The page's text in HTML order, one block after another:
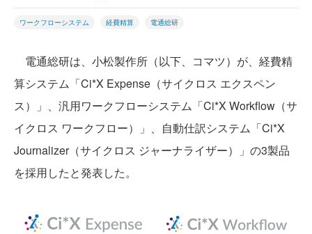
ワークフローシステム 経費精算 電通総研
電通総研は、小松製作所（以下、コマツ）が、経費精
算システム「Ci*X Expense（サイクロス エクスペン
ス）」、汎用ワークフローシステム「Ci*X Workflow（サ
イクロス ワークフロー）」、自動仕訳システム「Ci*X
Journalizer（サイクロス ジャーナライザー）」の3製品
を採用したと発表した。